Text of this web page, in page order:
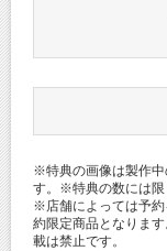
※特典の画像は製作
す。※特典の数には限
※店舗によっては予
約限定商品となりま
載は禁止です。